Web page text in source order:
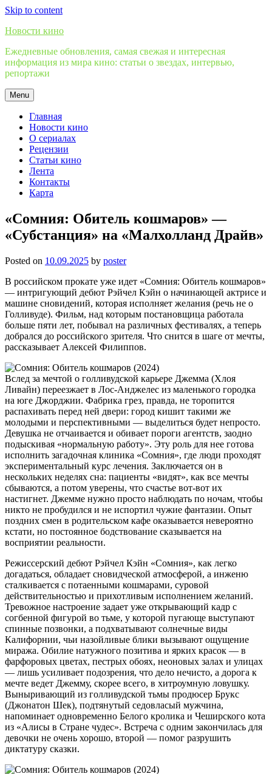
Skip to content
Новости кино
Ежедневные обновления, самая свежая и интересная
информация из мира кино: статьи о звездах, интервью,
репортажи
Menu
Главная
Новости кино
О сериалах
Рецензии
Статьи кино
Лента
Контакты
Карта
«Сомния: Обитель кошмаров» —
«Субстанция» на «Малхолланд Драйв»
Posted on 10.09.2025 by poster
В российском прокате уже идет «Сомния: Обитель кошмаров»
— интригующий дебют Рэйчел Кэйн о начинающей актрисе и
машине сновидений, которая исполняет желания (речь не о
Голливуде). Фильм, над которым постановщица работала
больше пяти лет, побывал на различных фестивалях, а теперь
добрался до российского зрителя. Что снится в шаге от мечты,
рассказывает Алексей Филиппов.
Вслед за мечтой о голливудской карьере Джемма (Хлоя
Ливайн) переезжает в Лос-Анджелес из маленького городка
на юге Джорджии. Фабрика грез, правда, не торопится
распахивать перед ней двери: город кишит такими же
молодыми и перспективными — выделиться будет непросто.
Девушка не отчаивается и обивает пороги агентств, заодно
подыскивая «нормальную работу». Эту роль для нее готова
исполнить загадочная клиника «Сомния», где люди проходят
экспериментальный курс лечения. Заключается он в
нескольких неделях сна: пациенты «видят», как все мечты
сбываются, а потом уверены, что счастье вот-вот их
настигнет. Джемме нужно просто наблюдать по ночам, чтобы
никто не пробудился и не испортил чужие фантазии. Опыт
поздних смен в родительском кафе оказывается невероятно
кстати, но постоянное бодствование сказывается на
восприятии реальности.
Режиссерский дебют Рэйчел Кэйн «Сомния», как легко
догадаться, обладает сновидческой атмосферой, а инженю
сталкивается с потаенными кошмарами, суровой
действительностью и прихотливым исполнением желаний.
Тревожное настроение задает уже открывающий кадр с
согбенной фигурой во тьме, у которой пугающе выступают
спинные позвонки, а подхватывают солнечные виды
Калифорнии, чьи назойливые блики вызывают ощущение
миража. Обилие натужного позитива и ярких красок — в
фарфоровых цветах, пестрых обоях, неоновых залах и улицах
— лишь усиливает подозрения, что дело нечисто, а дорога к
мечте ведет Джемму, скорее всего, в хитроумную ловушку.
Выныривающий из голливудской тьмы продюсер Брукс
(Джонатон Шек), подтянутый седовласый мужчина,
напоминает одновременно Белого кролика и Чеширского кота
из «Алисы в Стране чудес». Встреча с одним закончилась для
девочки не очень хорошо, второй — помог разрушить
диктатуру сказки.